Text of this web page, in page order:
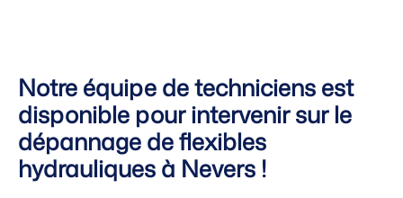
Notre équipe de techniciens est
disponible pour intervenir sur le
dépannage de flexibles
hydrauliques à Nevers !